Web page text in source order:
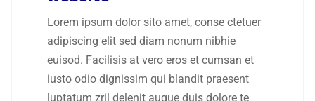
Lorem ipsum dolor sito amet, conse ctetuer
adipiscing elit sed diam nonum nibhie
euisod. Facilisis at vero eros et cumsan et
iusto odio dignissim qui blandit praesent
luptatum zril delenit augue duis dolore te